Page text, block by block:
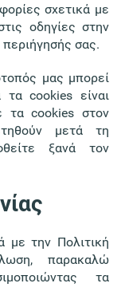
σχετικά με
οδηγίες στην
περιήγησής σας.
μας μπορεί
cookies είναι
τα cookies στον
μετά τη
ξανά τον
με την Πολιτική
παρακαλώ
τα